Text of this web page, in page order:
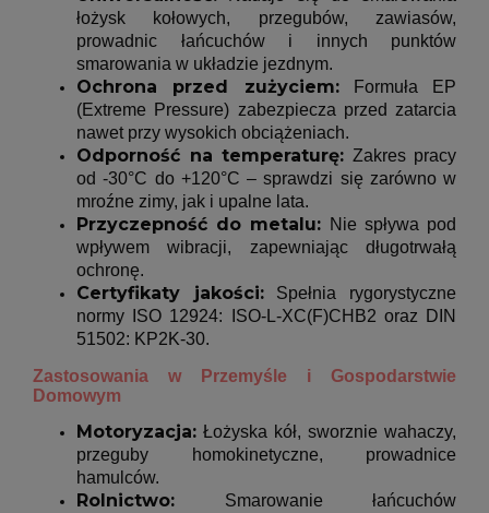
łożysk kołowych, przegubów, zawiasów,
prowadnic łańcuchów i innych punktów
smarowania w układzie jezdnym.
Ochrona przed zużyciem:Formuła EP
(Extreme Pressure) zabezpiecza przed zatarcia
nawet przy wysokich obciążeniach.
Odporność na temperaturę: Zakres pracy
od -30°C do +120°C – sprawdzi się zarówno w
mroźne zimy, jak i upalne lata.
Przyczepność do metalu: Nie spływa pod
wpływem wibracji, zapewniając długotrwałą
ochronę.
Certyfikaty jakości:Spełnia rygorystyczne
normy ISO 12924: ISO-L-XC(F)CHB2 oraz DIN
51502: KP2K-30.
Zastosowania w Przemyśle i Gospodarstwie
Domowym
Motoryzacja: Łożyska kół, sworznie wahaczy,
przeguby homokinetyczne, prowadnice
hamulców.
Rolnictwo: Smarowanie łańcuchów